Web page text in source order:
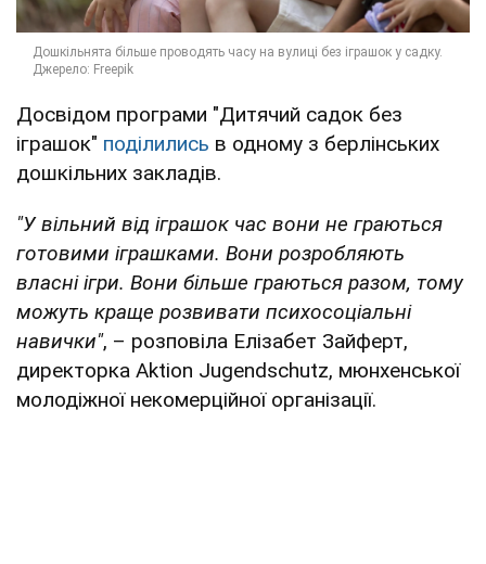
Досвідом програми "Дитячий садок без
іграшок" поділились в одному з берлінських
дошкільних закладів.
"У вільний від іграшок час вони не граються
готовими іграшками. Вони розробляють
власні ігри. Вони більше граються разом, тому
можуть краще розвивати психосоціальні
навички", – розповіла Елізабет Зайферт,
директорка Aktion Jugendschutz, мюнхенської
молодіжної некомерційної організації.